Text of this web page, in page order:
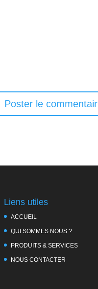
Liens utiles
ACCUEIL
QUI SOMMES NOUS ?
PRODUITS & SERVICES
NOUS CONTACTER